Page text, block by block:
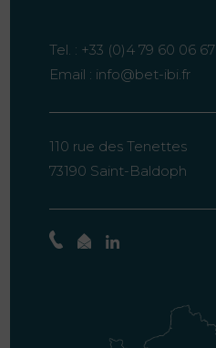
Tel. : +33 (0)4 79 60 06 67
Email : info@bet-ibi.fr
110 rue des Tenettes
73190 Saint-Baldoph